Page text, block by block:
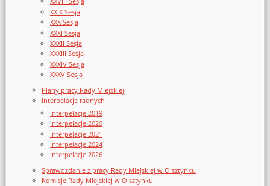
XXIX Sesja
XXX Sesja
XXXI Sesja
XXXII Sesja
XXXIII Sesja
XXXIV Sesja
XXXV Sesja
Plany pracy Rady Miejskiej
Interpelacje radnych
Interpelacje 2019
Interpelacje 2020
Interpelacje 2021
Interpelacje 2024
Interpelacje 2026
Sprawozdanie z pracy Rady Miejskiej w Olsztynku
Komisje Rady Miejskiej w Olsztynku